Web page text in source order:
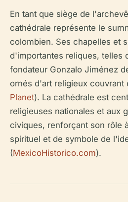
En tant que siège de
cathédrale représente le
colombien. Ses chapelles et
d'importantes reliques, telles
fondateur Gonzalo Jiménez
ornés d'art religieux couvrant
Planet). La cathédrale est
religieuses nationales et aux
civiques, renforçant son rôle
spirituel et de symbole de
(MexicoHistorico.com).